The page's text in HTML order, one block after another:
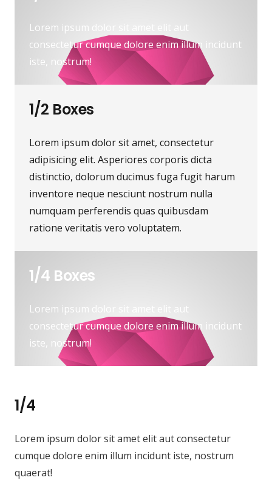
Lorem ipsum dolor sit amet elit aut
consectetur cumque dolore enim illum incidunt
iste, nostrum!
1/2 Boxes
Lorem ipsum dolor sit amet, consectetur
adipisicing elit. Asperiores corporis dicta
distinctio, dolorum ducimus fuga fugit harum
inventore neque nesciunt nostrum nulla
numquam perferendis quas quibusdam
ratione veritatis vero voluptatem.
1/4 Boxes
Lorem ipsum dolor sit amet elit aut
consectetur cumque dolore enim illum incidunt
iste, nostrum!
1/4
Lorem ipsum dolor sit amet elit aut consectetur
cumque dolore enim illum incidunt iste, nostrum
quaerat!